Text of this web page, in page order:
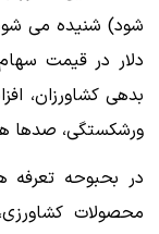
دلار در قیمت
بدهی کشاورزان،
ورشکستگی، صدها
در بحبوحه تعرفه
محصولات